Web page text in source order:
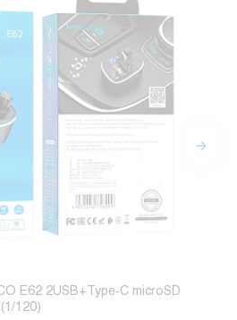
E62 2USB+Type-C microSD
120)